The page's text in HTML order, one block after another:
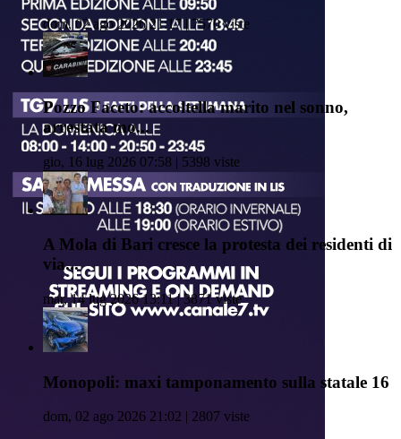
dom, 02 ago 2026 21:17 | 7570 viste
Pozzo Faceto: accoltella marito nel sonno,
arrestata mo...
gio, 16 lug 2026 07:58 | 5398 viste
A Mola di Bari cresce la protesta dei residenti di
via...
mar, 14 lug 2026 13:11 | 3871 viste
Monopoli: maxi tamponamento sulla statale 16
dom, 02 ago 2026 21:02 | 2807 viste